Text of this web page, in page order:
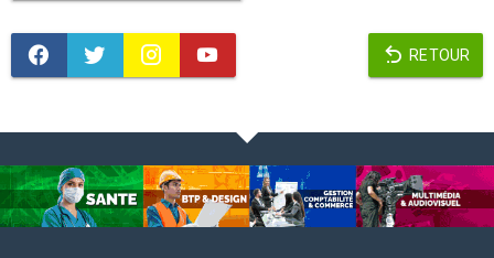
RETOUR